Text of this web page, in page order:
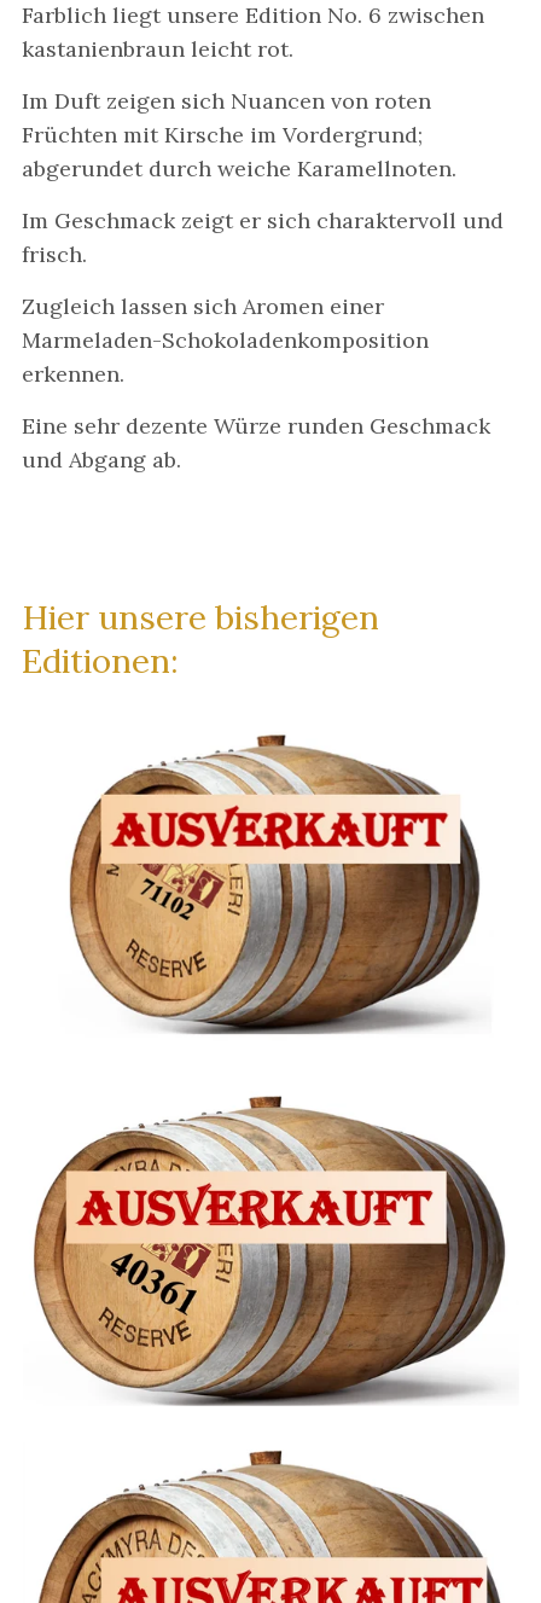
Farblich liegt unsere Edition No. 6 zwischen
kastanienbraun leicht rot.
Im Duft zeigen sich Nuancen von roten
Früchten mit Kirsche im Vordergrund;
abgerundet durch weiche Karamellnoten.
Im Geschmack zeigt er sich charaktervoll und
frisch.
Zugleich lassen sich Aromen einer
Marmeladen-Schokoladenkomposition
erkennen.
Eine sehr dezente Würze runden Geschmack
und Abgang ab.
Hier unsere bisherigen
Editionen: